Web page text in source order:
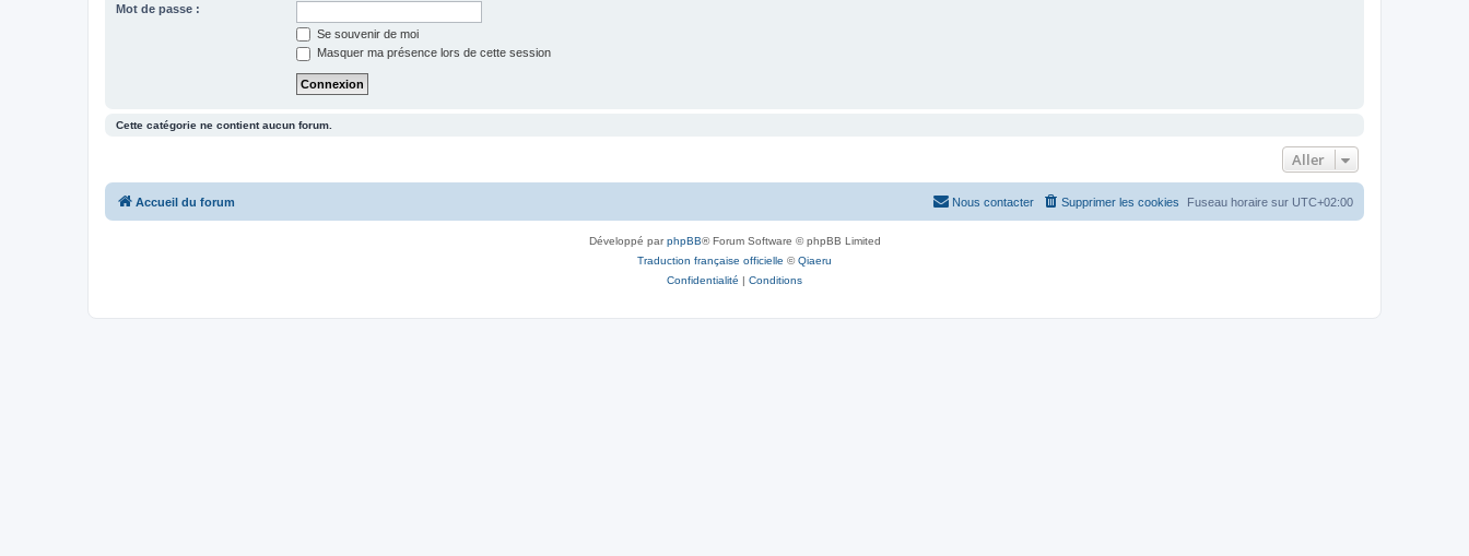
Mot de passe :
Se souvenir de moi
Masquer ma présence lors de cette session
Cette catégorie ne contient aucun forum.
Aller
Accueil du forum Fuseau horaire sur UTC+02:00
Supprimer les cookies
Nous contacter
Développé parphpBB® Forum Software © phpBB Limited
Traduction française officielle ©Qiaeru
Confidentialité | Conditions